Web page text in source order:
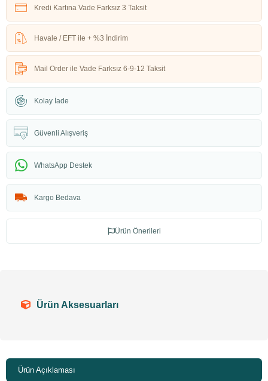
Kredi Kartına Vade Farksız 3 Taksit
Havale / EFT ile + %3 İndirim
Mail Order ile Vade Farksız 6-9-12 Taksit
Kolay İade
Güvenli Alışveriş
WhatsApp Destek
Kargo Bedava
Ürün Önerileri
Ürün Aksesuarları
Ürün Açıklaması